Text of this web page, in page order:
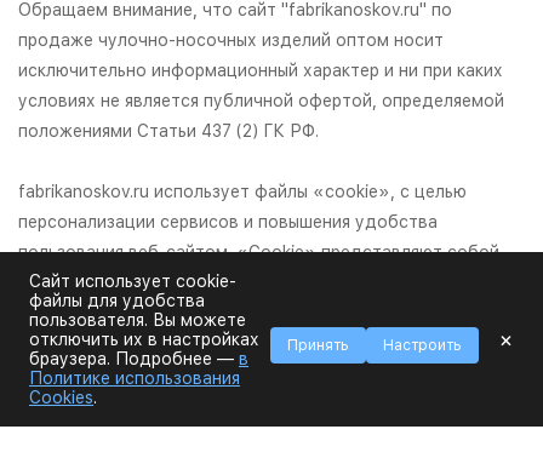
Обращаем внимание, что сайт "fabrikanoskov.ru" по
продаже чулочно-носочных изделий оптом носит
исключительно информационный характер и ни при каких
условиях не является публичной офертой, определяемой
положениями Статьи 437 (2) ГК РФ.
fabrikanoskov.ru использует файлы «cookie», с целью
персонализации сервисов и повышения удобства
пользования веб-сайтом. «Cookie» представляют собой
небольшие файлы, содержащие информацию о
предыдущих посещениях веб-сайта. Если вы не хотите
использовать файлы «cookie», измените настройки
браузера.
Сайт использует cookie-
файлы для удобства
пользователя. Вы можете
отключить их в настройках
браузера. Подробнее — в
Политике использования
Cookies.
Принять Настроить ×